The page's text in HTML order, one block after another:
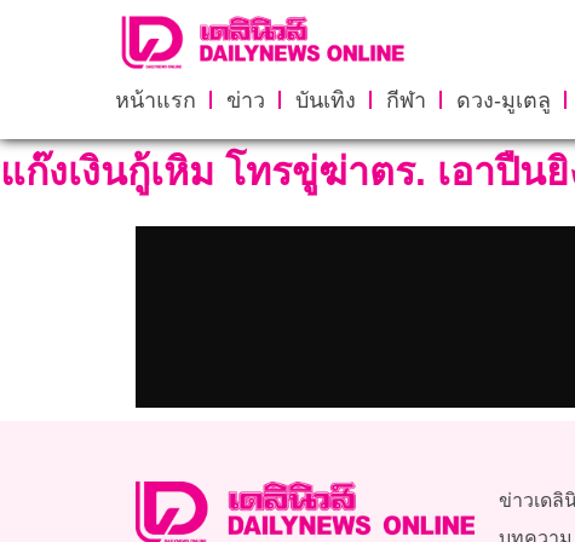
หน้าแรก ข่าว บันเทิง กีฬา ดวง-มูเตลู
แก๊งเงินกู้เหิม โทรขู่ฆ่าตร. เอาปืน
ข่าวเดลิ
บทความ